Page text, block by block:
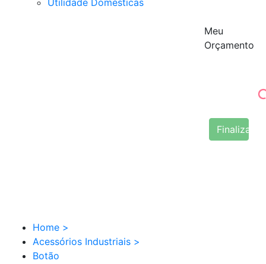
Utilidade Domésticas
Meu
Orçamento
Finalizar
Home >
Acessórios Industriais >
Botão